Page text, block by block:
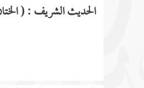
الحديث الشريف : (